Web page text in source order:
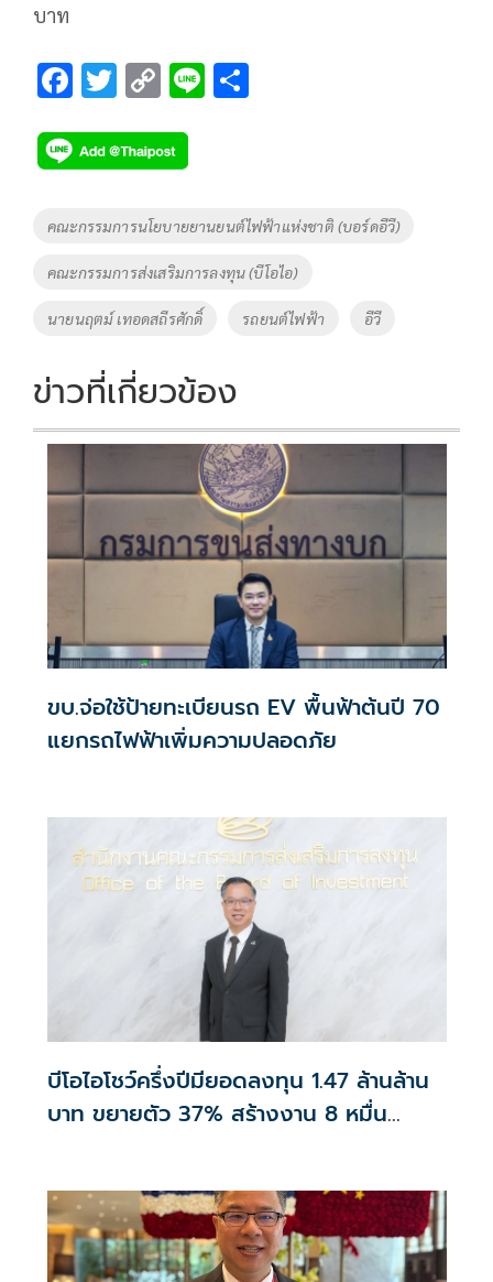
บาท
F
e
b
o
k
T
tt
er
C
p
y
Li
n
k
Li
Tags
คณะกรรมการนโยบายยานยนต์ไฟฟ้าแห่งชาติ (บอร์ดอีวี)
คณะกรรมการส่งเสริมการลงทุน (บีโอไอ)
นายนฤตม์ เทอดสถีรศักดิ์ รถยนต์ไฟฟ้า อีวี
ข่าวที่เกี่ยวข้อง
ขบ.จ่อใช้ป้ายทะเบียนรถ EV พื้นฟ้าต้นปี 70
แยกรถไฟฟ้าเพิ่มความปลอดภัย
บีโอไอโชว์ครึ่งปีมียอดลงทุน 1.47 ล้านล้าน
บาท ขยายตัว 37% สร้างงาน 8 หมื่น